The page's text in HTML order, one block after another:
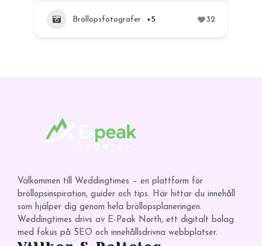
Bröllopsfotografer +5 32
Välkommen till Weddingtimes – en plattform för
bröllopsinspiration, guider och tips. Här hittar du innehåll
som hjälper dig genom hela bröllopsplaneringen.
Weddingtimes drivs av E-Peak North, ett digitalt bolag
med fokus på SEO och innehållsdrivna webbplatser.